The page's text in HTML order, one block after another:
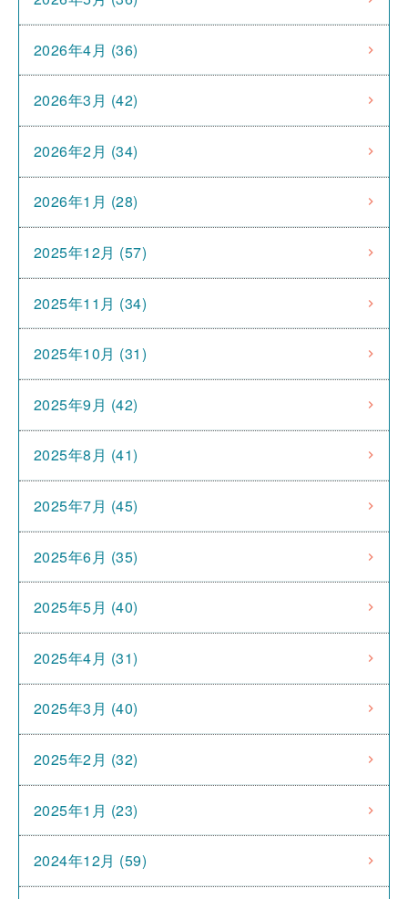
2026年4月 (36)
2026年3月 (42)
2026年2月 (34)
2026年1月 (28)
2025年12月 (57)
2025年11月 (34)
2025年10月 (31)
2025年9月 (42)
2025年8月 (41)
2025年7月 (45)
2025年6月 (35)
2025年5月 (40)
2025年4月 (31)
2025年3月 (40)
2025年2月 (32)
2025年1月 (23)
2024年12月 (59)